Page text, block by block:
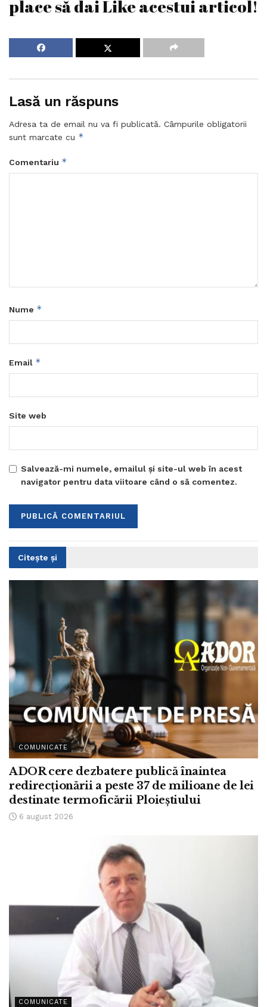
place să dai Like acestui articol!
Lasă un răspuns
Adresa ta de email nu va fi publicată. Câmpurile obligatorii
sunt marcate cu *
Comentariu *
Nume *
Email *
Site web
Salvează-mi numele, emailul și site-ul web în acest
navigator pentru data viitoare când o să comentez.
Citește și
COMUNICATE
ADOR cere dezbatere publică înaintea
redirecționării a peste 37 de milioane de lei
destinate termoficării Ploieștiului
6 august 2026
COMUNICATE